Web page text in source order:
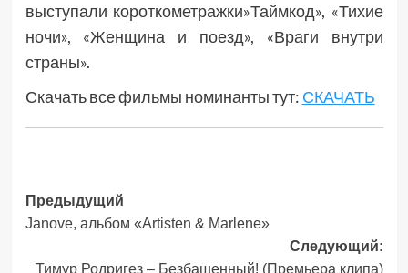
выступали короткометражки»Таймкод», «Тихие
ночи», «Женщина и поезд», «Враги внутри
страны».
Скачать все фильмы номинанты тут: СКАЧАТЬ
Навигация
записи
Предыдущий
Janove, альбом «Artisten & Marlene»
Следующий:
Тимур Родригез – Безбашенный! (Премьера клипа)